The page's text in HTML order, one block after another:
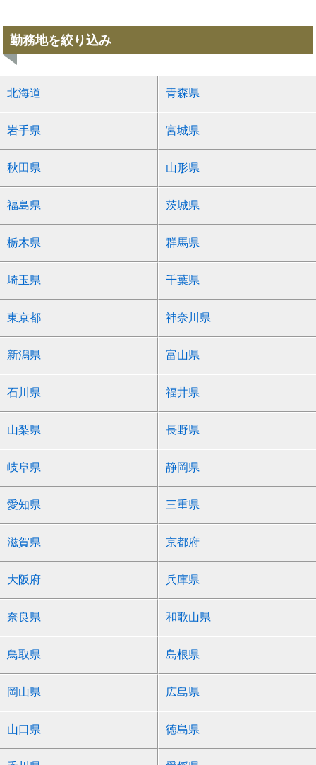
勤務地を絞り込み
北海道 青森県
岩手県 宮城県
秋田県 山形県
福島県 茨城県
栃木県 群馬県
埼玉県 千葉県
東京都 神奈川県
新潟県 富山県
石川県 福井県
山梨県 長野県
岐阜県 静岡県
愛知県 三重県
滋賀県 京都府
大阪府 兵庫県
奈良県 和歌山県
鳥取県 島根県
岡山県 広島県
山口県 徳島県